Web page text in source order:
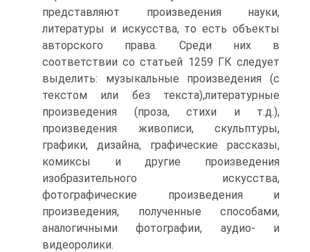
представляют произведения науки,
литературы и искусства, то есть объекты
авторского права. Среди них в
соответствии со статьей 1259 ГК следует
выделить: музыкальные произведения (с
текстом или без текста),литературные
произведения (проза, стихи и т.д.),
произведения живописи, скульптуры,
графики, дизайна, графические рассказы,
комиксы и другие произведения
изобразительного искусства,
фотографические произведения и
произведения, полученные способами,
аналогичными фотографии, аудио- и
видеоролики.